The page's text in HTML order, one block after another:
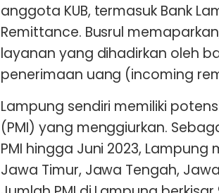
anggota KUB, termasuk Bank
Remittance. Busrul
layanan yang dihadirkan oleh
penerimaan uang (incoming
Lampung sendiri memiliki
(PMI) yang menggiurkan.
PMI hingga Juni 2023,
Jawa Timur, Jawa Tengah,